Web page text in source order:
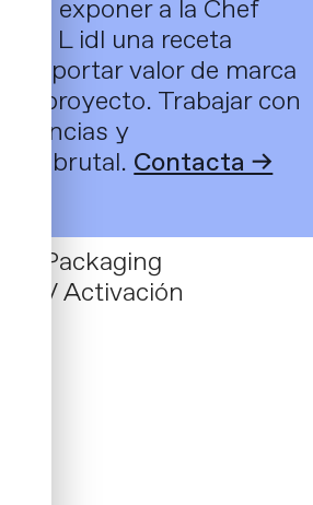
exponer a la Chef
L idl una receta
de aportar valor de marca
el proyecto. Trabajar con
y
es brutal. Contacta →
+ Packaging
/ Activación